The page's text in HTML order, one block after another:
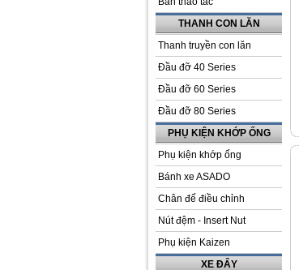
THANH CON LĂN
Thanh truyền con lăn
Đầu đỡ 40 Series
Đầu đỡ 60 Series
Đầu đỡ 80 Series
PHỤ KIỆN KHỚP ỐNG
Phụ kiện khớp ống
Bánh xe ASADO
Chân đế điều chỉnh
Nút đệm - Insert Nut
Phụ kiện Kaizen
XE ĐẨY